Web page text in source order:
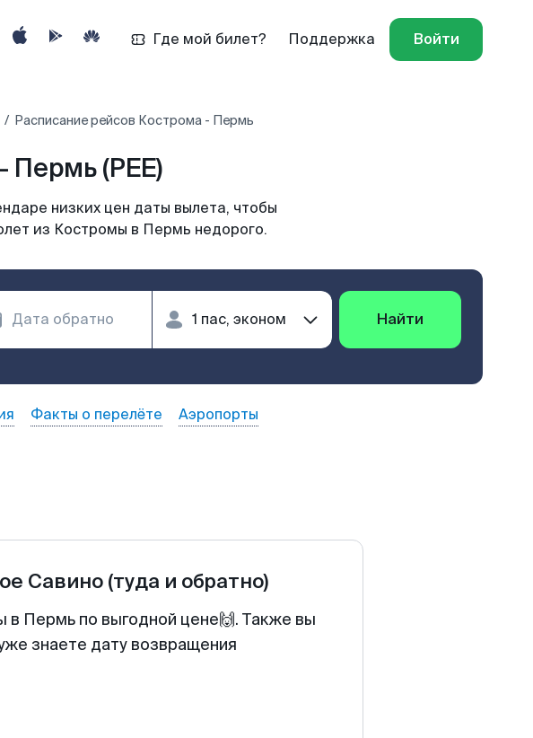
Где мой билет? Поддержка Войти
Расписание рейсов Кострома - Пермь
(PEE)
низких цен даты вылета, чтобы
из Костромы в Пермь недорого.
Найти
Факты о перелёте Аэропорты
Савино (туда и обратно)
Пермь по выгодной цене🙌. Также вы
знаете дату возвращения